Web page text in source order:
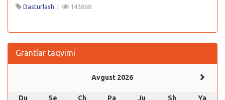
Dasturlash | 143868
Grantlar taqvimi
Avgust 2026
Du Se Ch Pa Ju Sh Ya